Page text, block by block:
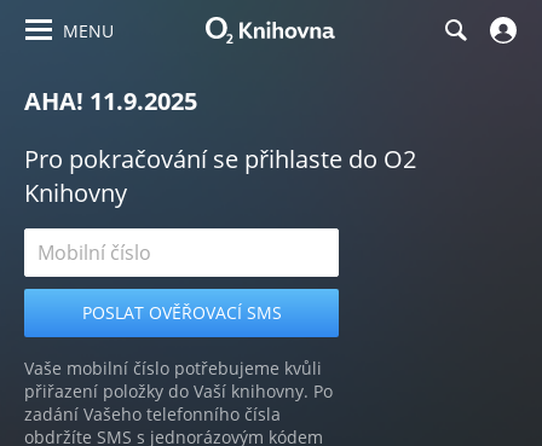
MENU
AHA! 11.9.2025
Pro pokračování se přihlaste do O2
Knihovny
Vaše mobilní číslo potřebujeme kvůli
přiřazení položky do Vaší knihovny. Po
zadání Vašeho telefonního čísla
obdržíte SMS s jednorázovým kódem